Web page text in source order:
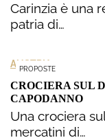
Carinzia è una
patria di…
PROPOSTE
AUSTRIA
CROCIERA SUL
CAPODANNO
Una crociera
mercatini di…